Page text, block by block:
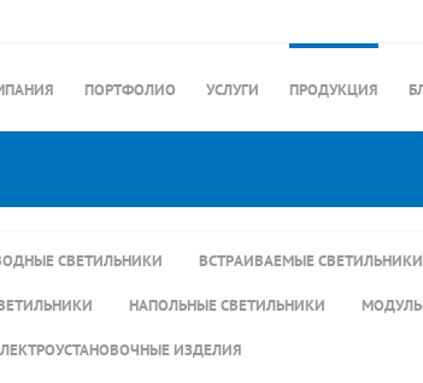
ПОРТФОЛИО УСЛУГИ ПРОДУКЦИЯ
СВЕТИЛЬНИКИ ВСТРАИВАЕМЫЕ СВЕТИЛЬНИКИ
НАПОЛЬНЫЕ СВЕТИЛЬНИКИ
ИЗДЕЛИЯ